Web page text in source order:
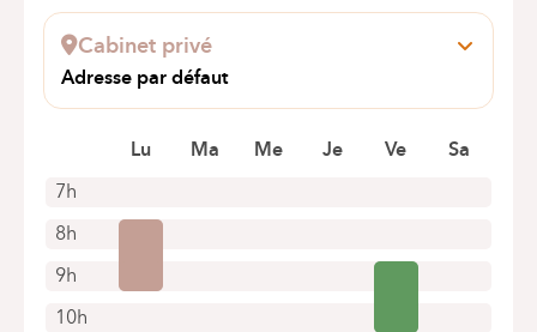
1070 Anderlecht
+32 2 434 37 42
Rendez-vous uniquement par téléphone
Cabinet privé
Adresse par défaut
Av de selliers de moranville, 49
Rendez-vous uniquement par téléphone
7h
8h
9h
10h
Lu Ma Me Je Ve Sa